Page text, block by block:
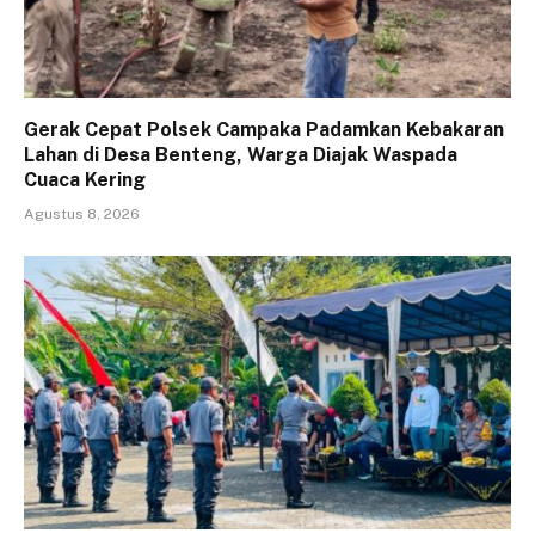
Gerak Cepat Polsek Campaka Padamkan Kebakaran
Lahan di Desa Benteng, Warga Diajak Waspada
Cuaca Kering
Agustus 8, 2026